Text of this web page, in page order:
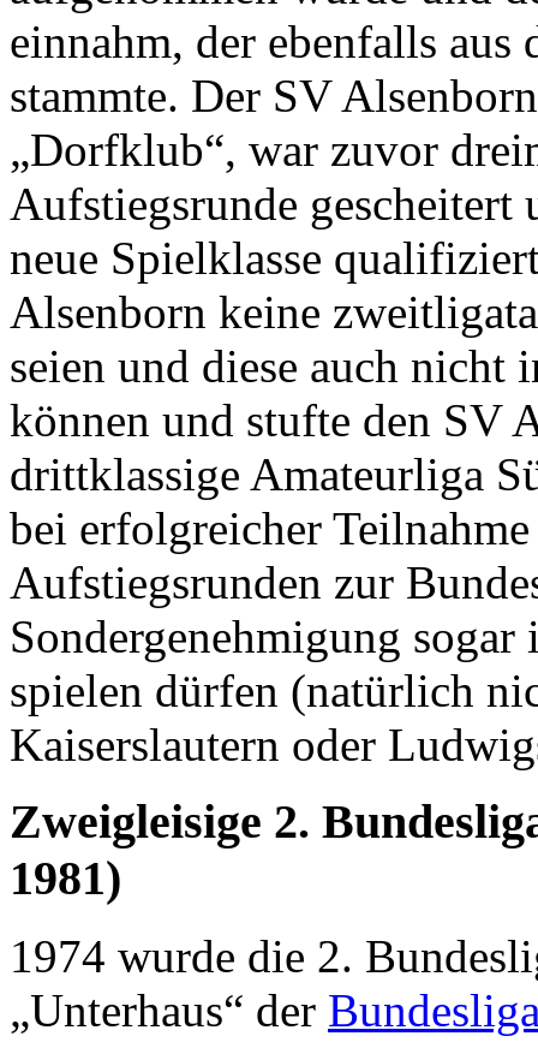
einnahm, der ebenfalls aus
stammte. Der SV
„Dorfklub“, war zuvor
Aufstiegsrunde
neue Spielklasse
Alsenborn keine
seien und diese auch nicht
können und stufte den SV
drittklassige Amateurliga
bei erfolgreicher
Aufstiegsrunden zur
Sondergenehmigung
spielen dürfen (natürlich
Kaiserslautern oder
Zweigleisige 2.
1981)
1974 wurde die 2.
„Unterhaus“ der